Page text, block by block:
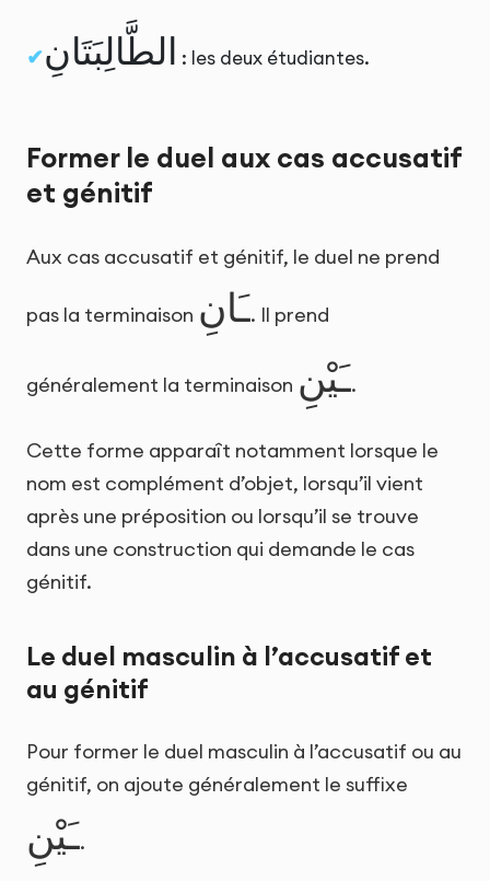
الطَّالِبَتَانِ : les deux étudiantes.
Former le duel aux cas accusatif
et génitif
Aux cas accusatif et génitif, le duel ne prend
pas la terminaison ـَانِ. Il prend
généralement la terminaison ـَيْنِ.
Cette forme apparaît notamment lorsque le
nom est complément d’objet, lorsqu’il vient
après une préposition ou lorsqu’il se trouve
dans une construction qui demande le cas
génitif.
Le duel masculin à l’accusatif et
au génitif
Pour former le duel masculin à l’accusatif ou au
génitif, on ajoute généralement le suffixe
ـَيْنِ.